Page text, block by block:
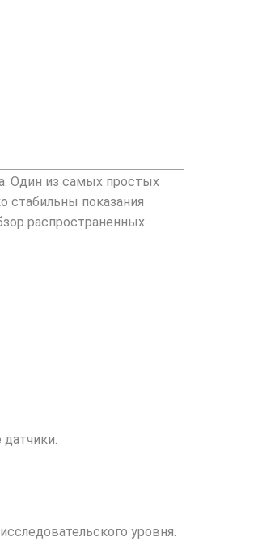
Один из самых простых
стабильны показания
распространенных
уровня.